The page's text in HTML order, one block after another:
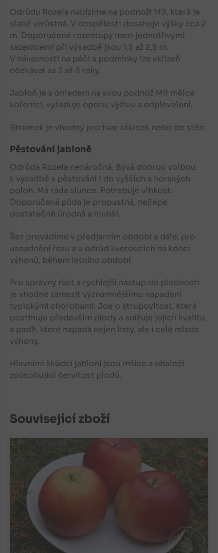
Odrůdu Rozela nabízíme na podnoži M9, která je
slabě vzrůstná. V dospělosti dosahuje výšky cca 2
m. Doporučené rozestupy mezi jednotlivými
sazenicemi při výsadbě jsou 1,5 až 2,5 m.
V návaznosti na péči a podmínky lze sklizeň
očekávat za 2 až 3 roky.
Jabloň je s ohledem na svou podnož M9 mělce
kořenící, vyžaduje oporu, výživu a odplevelení.
Stromek je vhodný pro tvar zákrsek nebo do stěn.
Pěstování jabloně
Odrůda Rozela nenáročná. Bývá dobrou volbou
k výsadbě a pěstování i do vyšších a horských
poloh. Má ráda slunce. Potřebuje vlhkost.
Doporučená půda je propustná, nejlépe
dostatečně úrodná a hlubší.
Řez provádíme v předjarním období a dále, pro
usnadnění řezu a u odrůd kvetoucích na konci
výhonů, během letního období.
Pro správný růst a rychlejší nástup do plodnosti
je vhodné zamezit významnějšímu napadení
typickými chorobami. Jde o strupovitost, která
postihuje především plody a snižuje jejich kvalitu,
a padlí, které napadá nejen listy, ale i celé mladé
výhony.
Hlavními škůdci jabloní jsou mšice a obaleči
způsobující červitost plodů.
Související zboží